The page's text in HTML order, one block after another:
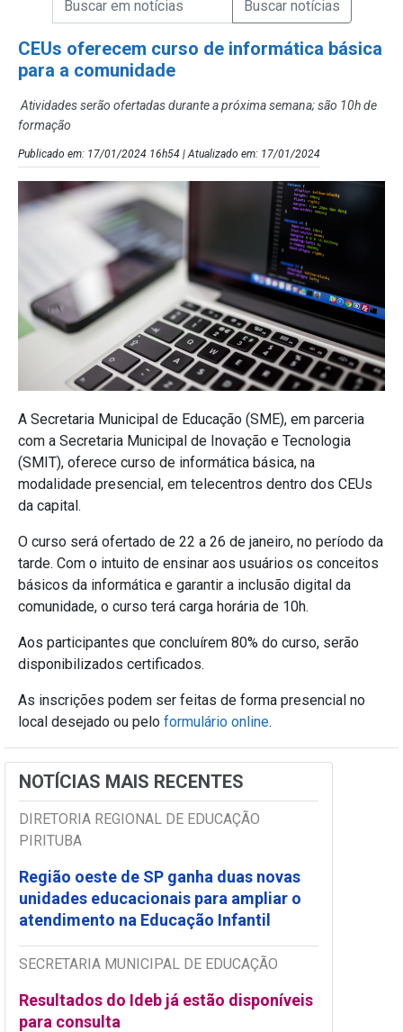
CEUs oferecem curso de informática básica
para a comunidade
Atividades serão ofertadas durante a próxima semana; são 10h de
formação
Publicado em: 17/01/2024 16h54 | Atualizado em: 17/01/2024
A Secretaria Municipal de Educação (SME), em parceria
com a Secretaria Municipal de Inovação e Tecnologia
(SMIT), oferece curso de informática básica, na
modalidade presencial, em telecentros dentro dos CEUs
da capital.
O curso será ofertado de 22 a 26 de janeiro, no período da
tarde. Com o intuito de ensinar aos usuários os conceitos
básicos da informática e garantir a inclusão digital da
comunidade, o curso terá carga horária de 10h.
Aos participantes que concluírem 80% do curso, serão
disponibilizados certificados.
As inscrições podem ser feitas de forma presencial no
local desejado ou pelo formulário online.
NOTÍCIAS MAIS RECENTES
DIRETORIA REGIONAL DE EDUCAÇÃO
PIRITUBA
Região oeste de SP ganha duas novas
unidades educacionais para ampliar o
atendimento na Educação Infantil
SECRETARIA MUNICIPAL DE EDUCAÇÃO
Resultados do Ideb já estão disponíveis
para consulta